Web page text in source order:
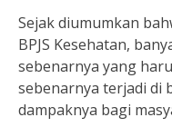
Sejak diumumkan
BPJS Kesehatan,
sebenarnya yang
sebenarnya terjadi di
dampaknya bagi